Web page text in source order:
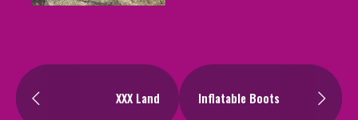
XXX Land Inflatable Boots